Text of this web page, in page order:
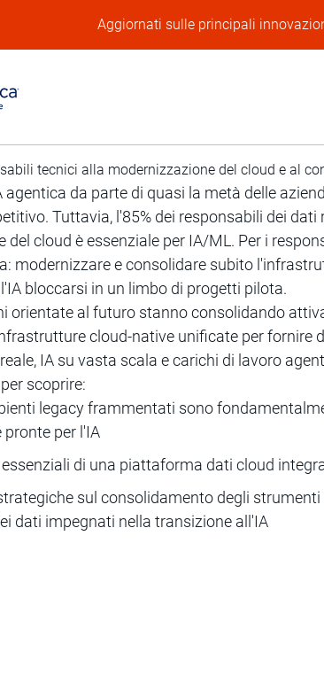
Aggiornati sulle principali
tecnici alla modernizzazione del cloud e al
agentica da parte di quasi la metà delle
Tuttavia, l'85% dei responsabili dei dati
del cloud è essenziale per IA/ML. Per i
modernizzare e consolidare subito
bloccarsi in un limbo di progetti pilota.
orientate al futuro stanno consolidando
cloud-native unificate per fornire
IA su vasta scala e carichi di lavoro
scoprire:
legacy frammentati sono
pronte per l'IA
di una piattaforma dati cloud
sul consolidamento degli strumenti
dati impegnati nella transizione all'IA